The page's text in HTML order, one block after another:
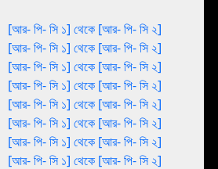
[আর- পি- সি ১] থেকে [আর- পি- সি ২]
[আর- পি- সি ১] থেকে [আর- পি- সি ২]
[আর- পি- সি ১] থেকে [আর- পি- সি ২]
[আর- পি- সি ১] থেকে [আর- পি- সি ২]
[আর- পি- সি ১] থেকে [আর- পি- সি ২]
[আর- পি- সি ১] থেকে [আর- পি- সি ২]
[আর- পি- সি ১] থেকে [আর- পি- সি ২]
[আর- পি- সি ১] থেকে [আর- পি- সি ২]